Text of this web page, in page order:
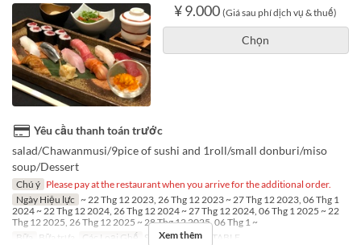
¥ 9.000 (Giá sau phí dịch vụ & thuế)
Chọn
Yêu cầu thanh toán trước
salad/Chawanmusi/9pice of sushi and 1roll/small donburi/miso
soup/Dessert
Chú ý Please pay at the restaurant when you arrive for the additional order.
Ngày Hiệu lực ~ 22 Thg 12 2023, 26 Thg 12 2023 ~ 27 Thg 12 2023, 06 Thg 1
2024 ~ 22 Thg 12 2024, 26 Thg 12 2024 ~ 27 Thg 12 2024, 06 Thg 1 2025 ~ 22
Thg 12 2025, 26 Thg 12 2025 ~ 28 Thg 12 2025, 06 Thg 1 ~
Bữa
Bữa trưa Các Loại Ghế SUSHI Counter, TABLE
Xem thêm